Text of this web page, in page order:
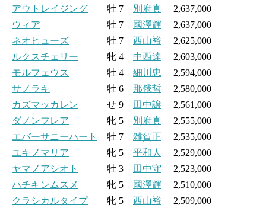
アウトレイジング 牡 7 別府真 2,637,000
ウィア 牡 7 國澤輝 2,637,000
ネオヒューズ 牡 7 西山裕 2,625,000
ルクスチェリー 牝 4 中西達 2,603,000
モルフェウス
牡 4 細川忠
2,594,000
サノラキ
牡 6 那俄哲 2,580,000
カズマッカレン せ 9 田中譲 2,561,000
ダノンフレア 牝 5 別府真 2,555,000
エバーサニーハート
牡 7 雑賀正 2,535,000
ユキノマリア 牝 5 平和人
2,529,000
ヤマノアシオト
牡 3 田中守 2,523,000
ハチキンムスメ
牝 5 國澤輝 2,510,000
クラシカルタイプ牝 5 西山裕 2,509,000